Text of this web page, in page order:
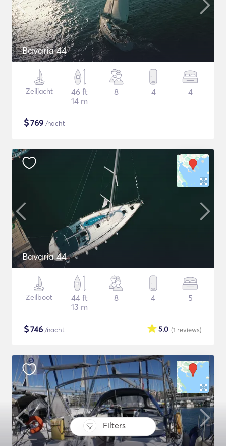
Filters
Bavaria 44
Zeiljacht
46 ft
14 m
8 4 4
$769 /nacht
Bavaria 44
Zeilboot
44 ft
13 m
8 4 5
$746 /nacht (1 reviews)
5.0